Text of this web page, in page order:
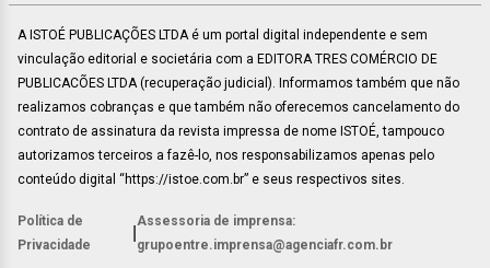
A ISTOÉ PUBLICAÇÕES LTDA é um portal digital independente e sem
vinculação editorial e societária com a EDITORA TRES COMÉRCIO DE
PUBLICACÕES LTDA (recuperação judicial). Informamos também que não
realizamos cobranças e que também não oferecemos cancelamento do
contrato de assinatura da revista impressa de nome ISTOÉ, tampouco
autorizamos terceiros a fazê-lo, nos responsabilizamos apenas pelo
conteúdo digital “https://istoe.com.br” e seus respectivos sites.
Política de
Privacidade
Assessoria de imprensa:
grupoentre.imprensa@agenciafr.com.br